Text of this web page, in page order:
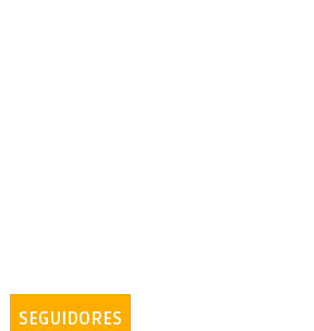
SEGUIDORES